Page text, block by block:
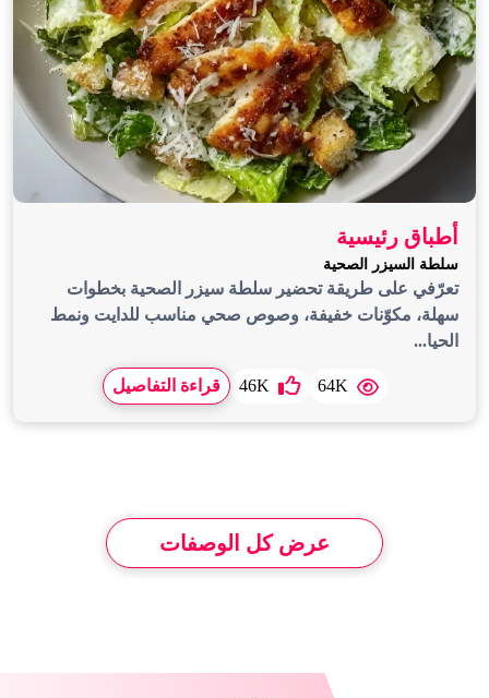
أطباق رئيسية
سلطة السيزر الصحية
تعرّفي على طريقة تحضير سلطة سيزر الصحية بخطوات
سهلة، مكوّنات خفيفة، وصوص صحي مناسب للدايت ونمط
الحيا...
64K
46K قراءة التفاصيل
عرض كل الوصفات